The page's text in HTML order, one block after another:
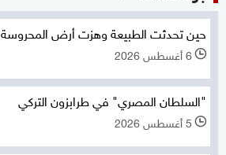
حين تحدثت الطبيعة وهزت أرض المحروسة
l 6 أغسطس 2026
"السلطان المصري" في طرابزون التركي
l 5 أغسطس 2026